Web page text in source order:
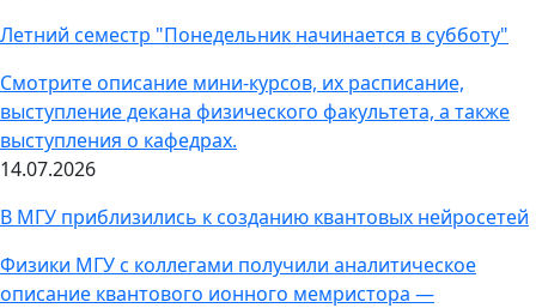
Летний семестр "Понедельник начинается в субботу"
Смотрите описание мини-курсов, их расписание,
выступление декана физического факультета, а также
выступления о кафедрах.
14.07.2026
В МГУ приблизились к созданию квантовых нейросетей
Физики МГУ с коллегами получили аналитическое
описание квантового ионного мемристора —